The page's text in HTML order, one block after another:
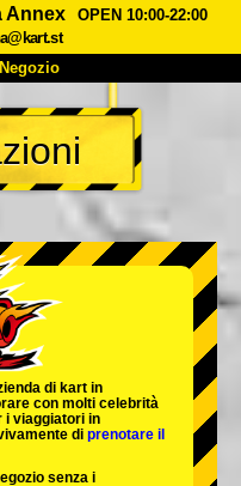
Annex
OPEN 10:00-22:00
Prezzo
Prenotazioni
Tokyo Akihabara#1
Tokyo Bay
Osaka
di kart in
con molti celebrità
i viaggiatori in
di prenotare il
senza i